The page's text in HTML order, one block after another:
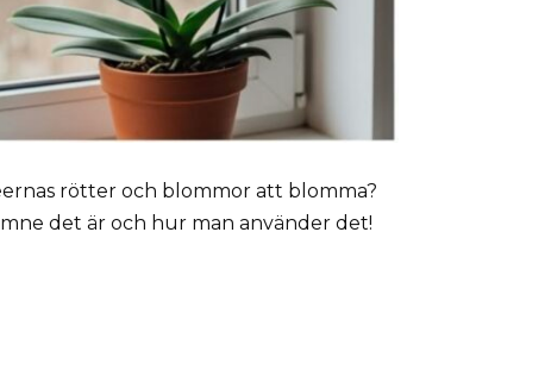
rötter och blommor att blomma?
det är och hur man använder det!